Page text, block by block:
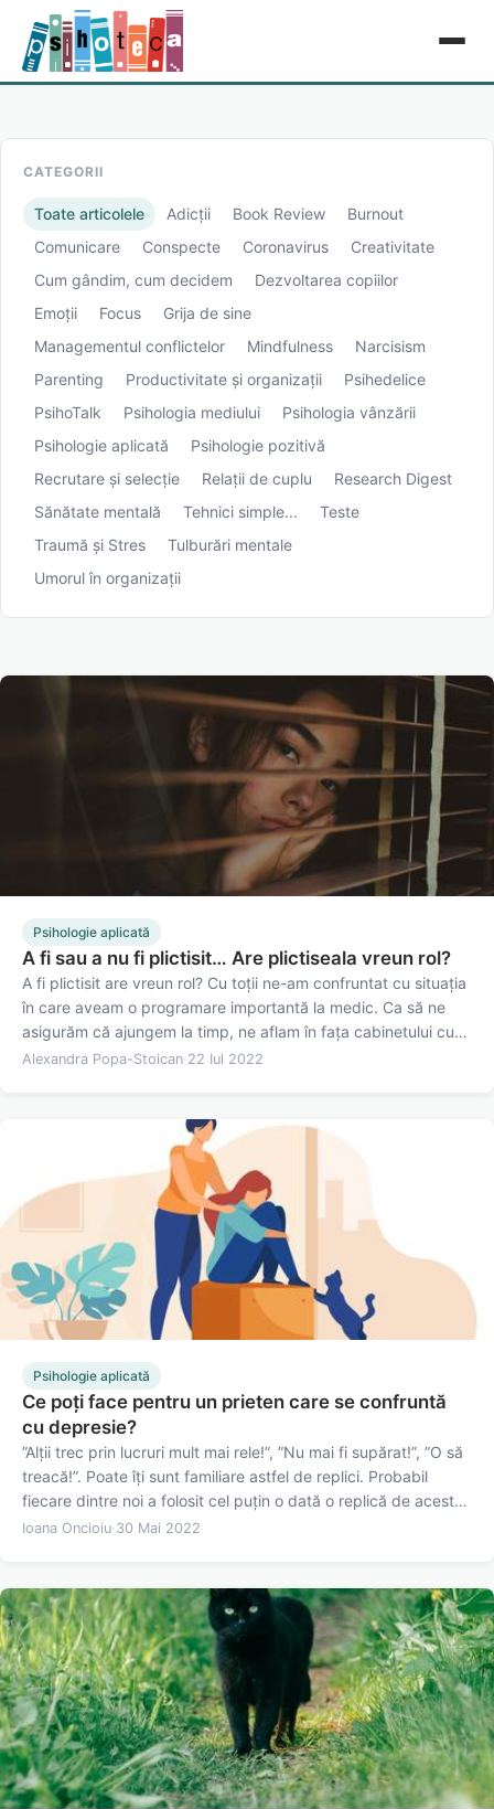
Psihologie aplicată
A fi sau a nu fi plictisit… Are plictiseala vreun rol?
A fi plictisit are vreun rol? Cu toții ne-am confruntat cu situația
în care aveam o programare importantă la medic. Ca să ne
asigurăm că ajungem la timp, ne aflam în fața cabinetului cu
cel puțin 30 de minute înainte. Uitându-ne la ceas ocazional,
Alexandra Popa-Stoican· 22 Iul 2022
Psihologie aplicată
Ce poți face pentru un prieten care se confruntă
cu depresie?
”Alții trec prin lucruri mult mai rele!”, ”Nu mai fi supărat!”, ”O să
treacă!”. Poate îți sunt familiare astfel de replici. Probabil
fiecare dintre noi a folosit cel puțin o dată o replică de acest
tip în încercarea de a îmbărbăta un prieten care se confruntă
Ioana Oncioiu· 30 Mai 2022
CATEGORII
Toate articolele Adicții Book Review
Burnout
Comunicare
Conspecte Coronavirus
Creativitate
Cum gândim, cum decidem
Dezvoltarea copiilor
Emoții
Focus
Grija de sine
Managementul conflictelor
Mindfulness
Narcisism
Parenting
Productivitate și organizații
Psihedelice
PsihoTalk
Psihologia mediului
Psihologia vânzării
Psihologie aplicată
Psihologie pozitivă
Recrutare și selecție
Relații de cuplu
Research Digest
Sănătate mentală
Tehnici simple...
Teste
Traumă și Stres
Tulburări mentale
Umorul în organizații